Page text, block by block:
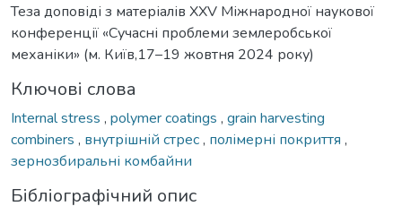
Теза доповіді з матеріалів XХV Міжнародної наукової
конференції «Сучасні проблеми землеробської
механіки» (м. Київ,17–19 жовтня 2024 року)
Ключові слова
Internal stress , polymer coatings , grain harvesting
combiners , внутрішній стрес, полімерні покриття ,
зернозбиральні комбайни
Бібліографічний опис